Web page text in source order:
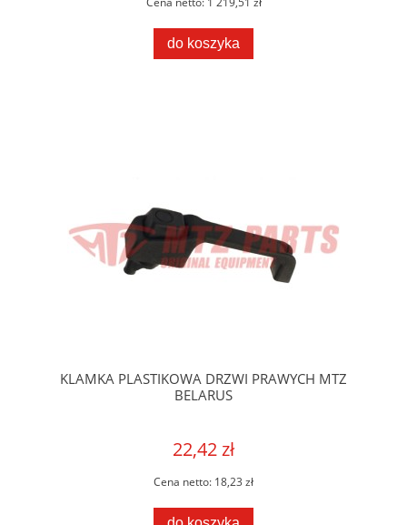
do koszyka
KLAMKA PLASTIKOWA DRZWI PRAWYCH MTZ
BELARUS
22,42 zł
Cena netto: 18,23 zł